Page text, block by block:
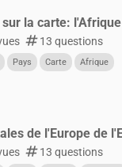
sur la carte:
numbers13 questions
Pays Carte Afrique
de l'Europe de
numbers13 questions